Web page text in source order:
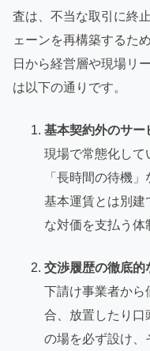
査は、不当な取引に終
ェーンを再構築するた
日から経営層や現場リ
は以下の通りです。
基本契約外のサー
現場で常態化して
「長時間の待機
基本運賃とは別建
な対価を支払う体
交渉履歴の徹底的
下請け事業者から
合、放置したり口
の場を必ず設け、